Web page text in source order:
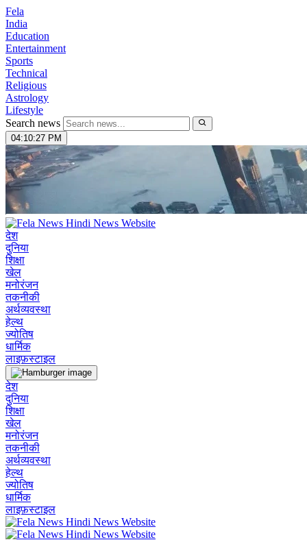
Fela
India
Education
Entertainment
Sports
Technical
Religious
Astrology
Lifestyle
Search news
04:10:28 PM
देश
दुनिया
शिक्षा
खेल
मनोरंजन
तकनीकी
अर्थव्यवस्था
हेल्थ
ज्योतिष
धार्मिक
लाइफ़स्टाइल
देश
दुनिया
शिक्षा
खेल
मनोरंजन
तकनीकी
अर्थव्यवस्था
हेल्थ
ज्योतिष
धार्मिक
लाइफ़स्टाइल